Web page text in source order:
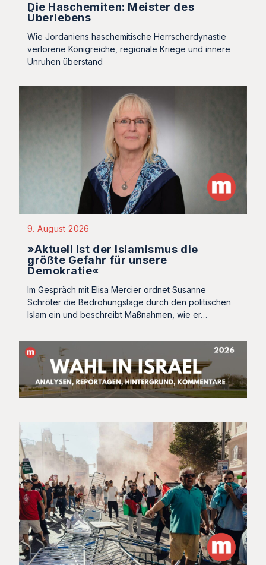
Die Haschemiten: Meister des
Überlebens
Wie Jordaniens haschemitische Herrscherdynastie
verlorene Königreiche, regionale Kriege und innere
Unruhen überstand
9. August 2026
»Aktuell ist der Islamismus die
größte Gefahr für unsere
Demokratie«
Im Gespräch mit Elisa Mercier ordnet Susanne
Schröter die Bedrohungslage durch den politischen
Islam ein und beschreibt Maßnahmen, wie er…